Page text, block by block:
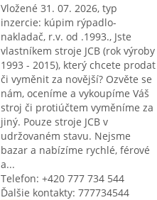
Vložené 31. 07. 2026, typ
inzercie: kúpim rýpadlo-
nakladač, r.v. od .1993., Jste
vlastníkem stroje JCB (rok výroby
1993 - 2015), který chcete prodat
či vyměnit za novější? Ozvěte se
nám, oceníme a vykoupíme Váš
stroj či protiúčtem vyměníme za
jiný. Pouze stroje JCB v
udržovaném stavu. Nejsme
bazar a nabízíme rychlé, férové
a...
Telefon: +420 777 734 544
Ďalšie kontakty: 777734544